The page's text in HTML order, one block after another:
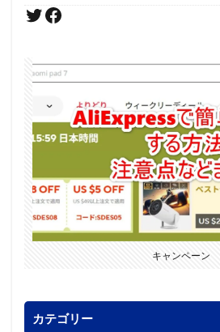
キャンペーン
カテゴリー